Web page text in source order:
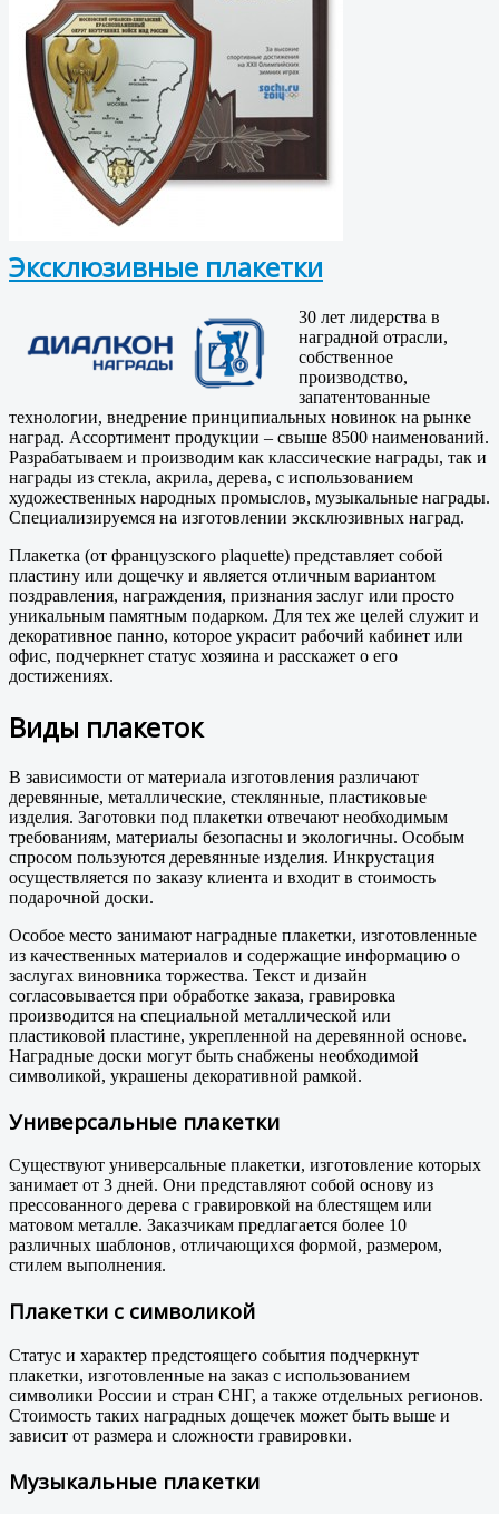
Эксклюзивные плакетки
30 лет лидерства в
наградной отрасли,
собственное
производство,
запатентованные
технологии, внедрение принципиальных новинок на рынке
наград. Ассортимент продукции – свыше 8500 наименований.
Разрабатываем и производим как классические награды, так и
награды из стекла, акрила, дерева, с использованием
художественных народных промыслов, музыкальные награды.
Специализируемся на изготовлении эксклюзивных наград.
Плакетка (от французского plaquette) представляет собой
пластину или дощечку и является отличным вариантом
поздравления, награждения, признания заслуг или просто
уникальным памятным подарком. Для тех же целей служит и
декоративное панно, которое украсит рабочий кабинет или
офис, подчеркнет статус хозяина и расскажет о его
достижениях.
Виды плакеток
В зависимости от материала изготовления различают
деревянные, металлические, стеклянные, пластиковые
изделия. Заготовки под плакетки отвечают необходимым
требованиям, материалы безопасны и экологичны. Особым
спросом пользуются деревянные изделия. Инкрустация
осуществляется по заказу клиента и входит в стоимость
подарочной доски.
Особое место занимают наградные плакетки, изготовленные
из качественных материалов и содержащие информацию о
заслугах виновника торжества. Текст и дизайн
согласовывается при обработке заказа, гравировка
производится на специальной металлической или
пластиковой пластине, укрепленной на деревянной основе.
Наградные доски могут быть снабжены необходимой
символикой, украшены декоративной рамкой.
Универсальные плакетки
Существуют универсальные плакетки, изготовление которых
занимает от 3 дней. Они представляют собой основу из
прессованного дерева с гравировкой на блестящем или
матовом металле. Заказчикам предлагается более 10
различных шаблонов, отличающихся формой, размером,
стилем выполнения.
Плакетки с символикой
Статус и характер предстоящего события подчеркнут
плакетки, изготовленные на заказ с использованием
символики России и стран СНГ, а также отдельных регионов.
Стоимость таких наградных дощечек может быть выше и
зависит от размера и сложности гравировки.
Музыкальные плакетки